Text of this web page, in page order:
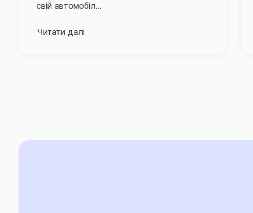
ДТП, авто винуватця...
Читати далі